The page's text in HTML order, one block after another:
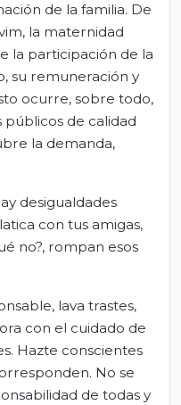
de la familia. De
la maternidad
la participación de la
su remuneración y
ocurre, sobre todo,
públicos de calidad
la demanda,
desigualdades
con tus amigas,
no?, rompan esos
lava trastes,
con el cuidado de
Hazte conscientes
No se
de todas y